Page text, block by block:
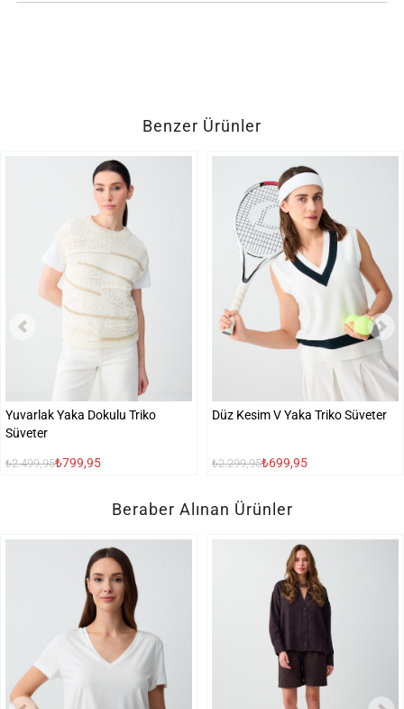
Benzer Ürünler
Yuvarlak Yaka Dokulu Triko
Süveter
₺2.499,95₺799,95
Düz Kesim V Yaka Triko Süveter
₺2.299,95₺699,95
Beraber Alınan Ürünler